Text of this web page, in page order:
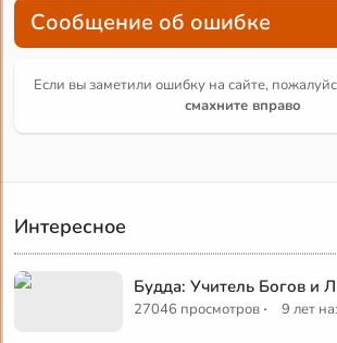
Сообщение об ошибке
Если вы заметили ошибку на сайте,
смахните вправо
Интересное
Будда: Учитель Богов и
27046 просмотров · 9 лет